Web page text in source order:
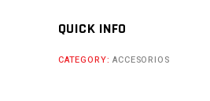
QUICK INFO
CATEGORY:ACCESORIOS